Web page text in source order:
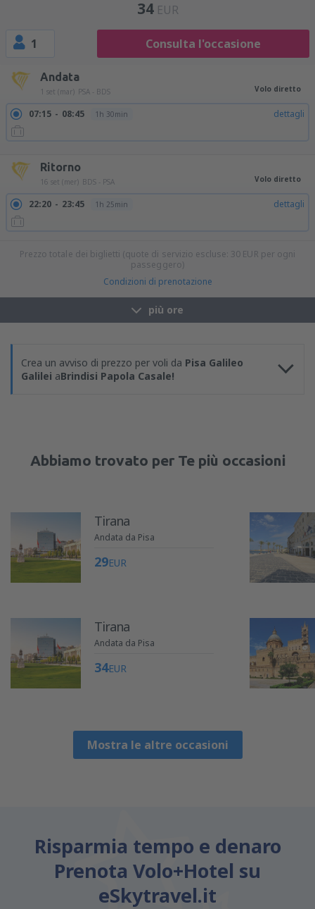
34 EUR
1 Consulta l'occasione
Andata
1 set (mar) PSA - BDS Volo diretto
07:15 08:45 1h 30min dettagli
Ritorno
16 set (mer) BDS - PSA Volo diretto
22:20 23:45 1h 25min dettagli
Prezzo totale dei biglietti (quote di servizio escluse: 30 EUR per ogni
passeggero)
Condizioni di prenotazione
più ore
Crea un avviso di prezzo per voli da Pisa Galileo
Galilei aBrindisi Papola Casale!
Abbiamo trovato per Te più occasioni
Tirana
Andata da Pisa
29EUR
Tirana
Andata da Pisa
34EUR
Mostra le altre occasioni
Risparmia tempo e denaro
Prenota Volo+Hotel su
eSkytravel.it